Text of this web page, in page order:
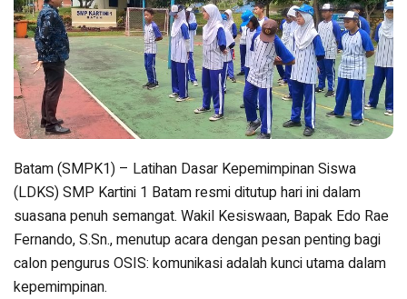
Batam (SMPK1) – Latihan Dasar Kepemimpinan Siswa
(LDKS) SMP Kartini 1 Batam resmi ditutup hari ini dalam
suasana penuh semangat. Wakil Kesiswaan, Bapak Edo Rae
Fernando, S.Sn., menutup acara dengan pesan penting bagi
calon pengurus OSIS: komunikasi adalah kunci utama dalam
kepemimpinan.